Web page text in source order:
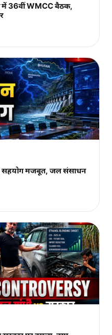
में 36वीं WMCC बैठक,
सहयोग मजबूत, जल संसाधन